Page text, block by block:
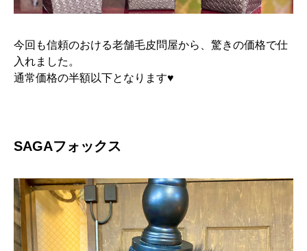
今回も信頼のおける老舗毛皮問屋から、驚きの価格で仕
入れました。
通常価格の半額以下となります♥
SAGAフォックス